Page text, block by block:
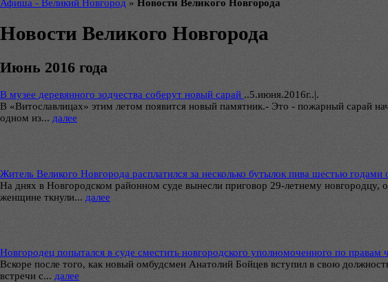
Афиша - Великий Новгород » Новости Великого Новгорода
Новости Великого Новгорода
Июнь 2016 года
В музее деревянного зодчества соберут новый сарай ..5.июня.2016г..|.
В «Витославлицах» этим летом появится новый памятник.- Это - пожарный сарай
одном из... далее
Житель Великого Новгорода расплатился за несколько бутылок пива шестью
На днях в Новгородском районном суде вынесли приговор 29-летнему новгородцу,
женщине ткнули... далее
Новгородец попытался в суде сместить новгородского уполномоченного по правам
Вскоре после того, как новый омбудсмен Анатолий Бойцев вступил в свою
встречи с... далее